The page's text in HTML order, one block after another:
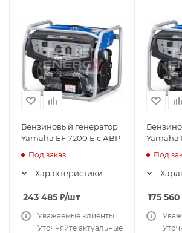
Бензиновый генератор
Yamaha EF 7200 E с АВР
Под заказ
Характеристики
243 485 ₽/шт
Уважаемые клиенты!
Уточняйте актуальные
Yamaha
Под
175 560